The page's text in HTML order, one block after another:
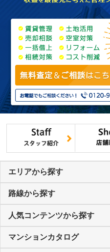
エリアから探す
路線から探す
人気コンテンツから探す
マンションカタログ